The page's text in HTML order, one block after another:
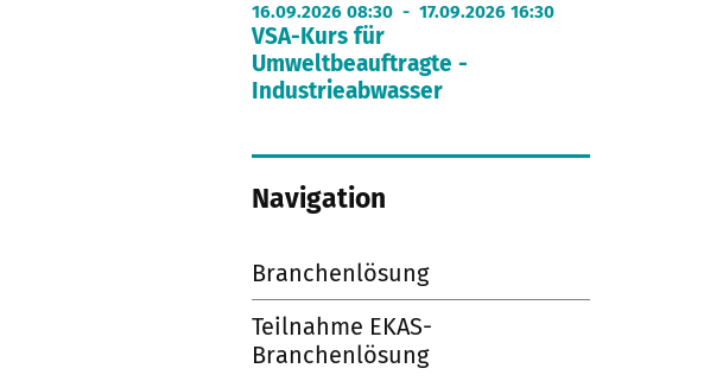
16.09.2026 08:30 - 17.09.2026 16:30
VSA-Kurs für
Umweltbeauftragte -
Industrieabwasser
Navigation
Branchenlösung
Teilnahme EKAS-
Branchenlösung